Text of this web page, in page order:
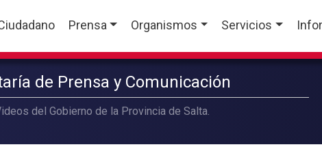
Prensa Organismos Servicios
de Prensa y Comunicación
del Gobierno de la Provincia de Salta.